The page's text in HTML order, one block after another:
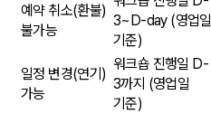
예약 취소(환불)
불가능
3~D-day(영업일
기준)
일정 변경(연기)
가능
워크숍 진행일 D-
3까지 (영업일
기준)